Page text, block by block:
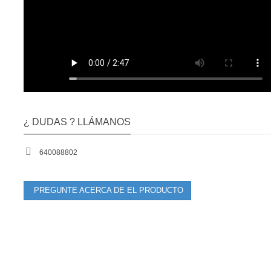
¿ DUDAS ? LLÁMANOS
640088802
PREGUNTE ACERCA DE EL PRODUCTO